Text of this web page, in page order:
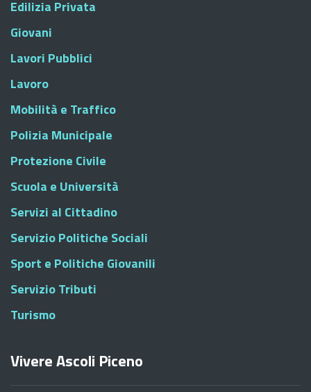
Edilizia Privata
Giovani
Lavori Pubblici
Lavoro
Mobilità e Traffico
Polizia Municipale
Protezione Civile
Scuola e Università
Servizi al Cittadino
Servizio Politiche Sociali
Sport e Politiche Giovanili
Servizio Tributi
Turismo
Vivere Ascoli Piceno